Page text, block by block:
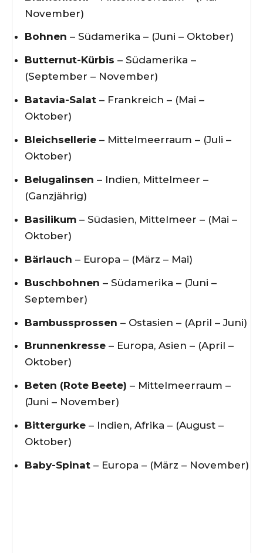
November)
Bohnen – Südamerika – (Juni – Oktober)
Butternut-Kürbis – Südamerika –
(September – November)
Batavia-Salat– Frankreich – (Mai –
Oktober)
Bleichsellerie– Mittelmeerraum – (Juli –
Oktober)
Belugalinsen – Indien, Mittelmeer –
(Ganzjährig)
Basilikum– Südasien, Mittelmeer – (Mai –
Oktober)
Bärlauch – Europa – (März – Mai)
Buschbohnen – Südamerika – (Juni –
September)
Bambussprossen – Ostasien – (April – Juni)
Brunnenkresse– Europa, Asien – (April –
Oktober)
Beten (Rote Beete) – Mittelmeerraum –
(Juni – November)
Bittergurke– Indien, Afrika – (August –
Oktober)
Baby-Spinat– Europa – (März – November)